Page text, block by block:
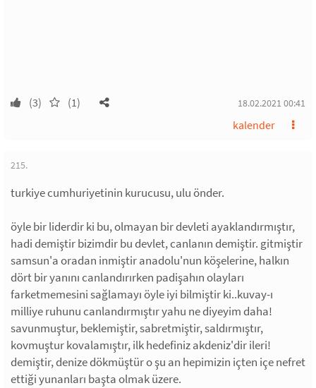
(3) (1) 18.02.2021 00:41
kalender
215.
turkiye cumhuriyetinin kurucusu, ulu önder.
öyle bir liderdir ki bu, olmayan bir devleti ayaklandırmıştır,
hadi demiştir bizimdir bu devlet, canlanın demiştir. gitmiştir
samsun'a oradan inmiştir anadolu'nun köşelerine, halkın
dört bir yanını canlandırırken padişahın olayları
farketmemesini sağlamayı öyle iyi bilmiştir ki..kuvay-ı
milliye ruhunu canlandırmıştır yahu ne diyeyim daha!
savunmuştur, beklemiştir, sabretmiştir, saldırmıştır,
kovmuştur kovalamıştır, ilk hedefiniz akdeniz'dir ileri!
demiştir, denize dökmüştür o şu an hepimizin içten içe nefret
ettiği yunanları başta olmak üzere.